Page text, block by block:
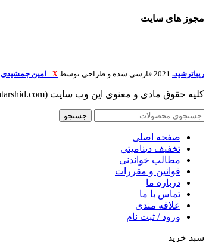
مجوز های سایت
ریباترشید. 2021 فارسی شده و طراحی توسط X– امین جمشیدی
کلیه حقوق مادی و معنوی این وب سایت (zibatarshid.com) محفوظ و متعلق به
جستجو
صفحه اصلی
تخفیف دینامیتی
مطالب خواندنی
قوانین و مقررات
درباره ما
تماس با ما
علاقه مندی
ورود / ثبت نام
سبد خرید